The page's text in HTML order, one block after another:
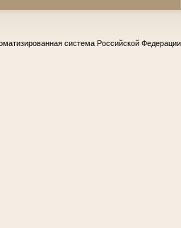
система Российской